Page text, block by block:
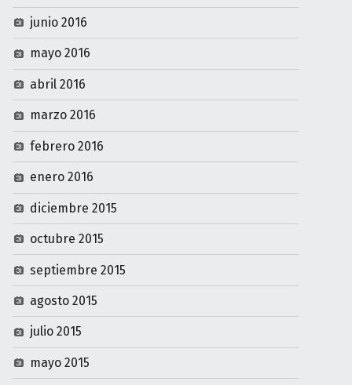
junio 2016
mayo 2016
abril 2016
marzo 2016
febrero 2016
enero 2016
diciembre 2015
octubre 2015
septiembre 2015
agosto 2015
julio 2015
mayo 2015